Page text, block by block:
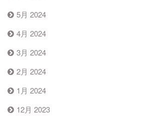
5月 2024
4月 2024
3月 2024
2月 2024
1月 2024
12月 2023